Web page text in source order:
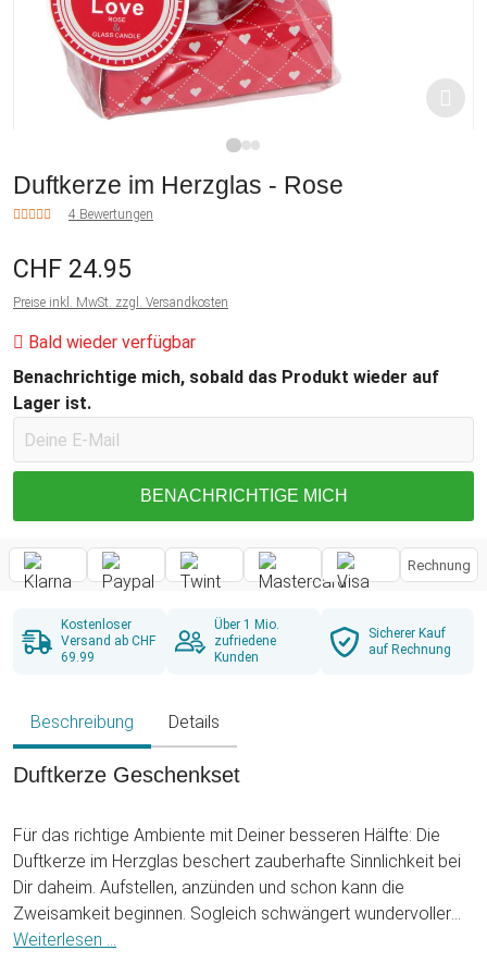
Duftkerze im Herzglas - Rose
4 Bewertungen
CHF 24.95
Preise inkl. MwSt. zzgl. Versandkosten
Bald wieder verfügbar
Benachrichtige mich, sobald das Produkt wieder auf
Lager ist.
BENACHRICHTIGE MICH
Rechnung
Kostenloser
Versand ab CHF
69.99
Über 1 Mio.
zufriedene
Kunden
Sicherer Kauf
auf Rechnung
Beschreibung Details
Duftkerze Geschenkset
Für das richtige Ambiente mit Deiner besseren Hälfte: Die
Duftkerze im Herzglas beschert zauberhafte Sinnlichkeit bei
Dir daheim. Aufstellen, anzünden und schon kann die
Zweisamkeit beginnen. Sogleich schwängert wundervoller
Rosenduft Deinen Raum. Tolle Idee an einem besonderen
Weiterlesen ...